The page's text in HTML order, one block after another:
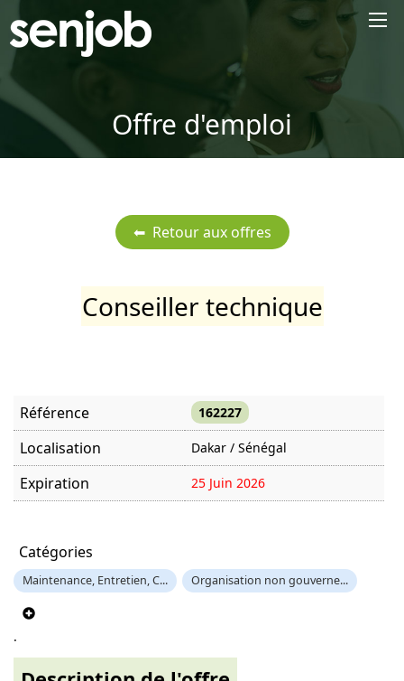
Offre d'emploi
Conseiller technique
Référence 162227
Localisation Dakar / Sénégal
Expiration 25 Juin 2026
Catégories
Maintenance, Entretien, C... Organisation non gouverne...
.